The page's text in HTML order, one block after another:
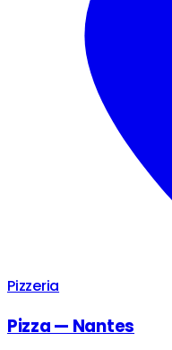
Pizzeria
Pizza — Nantes